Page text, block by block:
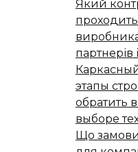
Який
партнерів
этапы
обратить
выборе
Що